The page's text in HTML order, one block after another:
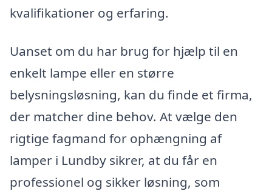
kvalifikationer og erfaring.
Uanset om du har brug for hjælp til en
enkelt lampe eller en større
belysningsløsning, kan du finde et firma,
der matcher dine behov. At vælge den
rigtige fagmand for ophængning af
lamper i Lundby sikrer, at du får en
professionel og sikker løsning, som